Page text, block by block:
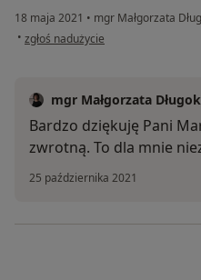
18 maja 2021 • mgr Małgorzata
• w opinii użytkownika Marta
zgłoś nadużycie
mgr Małgorzata
Bardzo dziękuję Pani
zwrotną. To dla mnie
25 października 2021